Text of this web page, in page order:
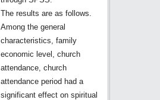
The results are as follows.
Among the general
characteristics, family
economic level, church
attendance, church
attendance period had a
significant effect on spiritual